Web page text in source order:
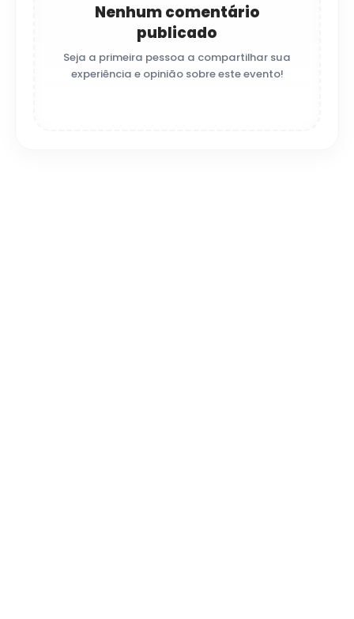
Nenhum comentário
publicado
Seja a primeira pessoa a compartilhar sua
experiência e opinião sobre este evento!